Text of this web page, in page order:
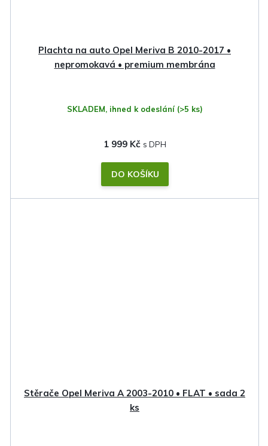
Plachta na auto Opel Meriva B 2010-2017 •
nepromokavá • premium membrána
SKLADEM, ihned k odeslání (>5 ks)
1 999 Kč
DO KOŠÍKU
Stěrače Opel Meriva A 2003-2010 • FLAT • sada 2
ks